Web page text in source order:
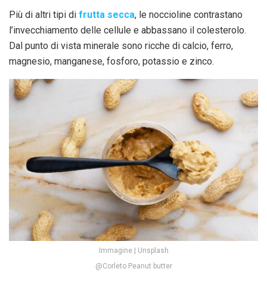
Più di altri tipi di frutta secca, le noccioline contrastano
l’invecchiamento delle cellule e abbassano il colesterolo.
Dal punto di vista minerale sono ricche di calcio, ferro,
magnesio, manganese, fosforo, potassio e zinco.
Immagine | Unsplash
@Corleto Peanut butter